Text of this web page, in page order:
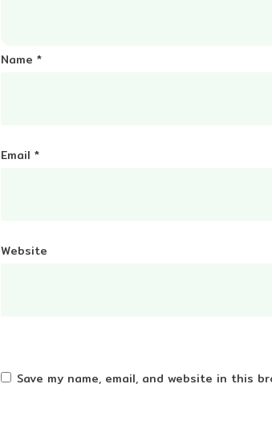
Name *
Email *
Website
Save my name, email, and website in this